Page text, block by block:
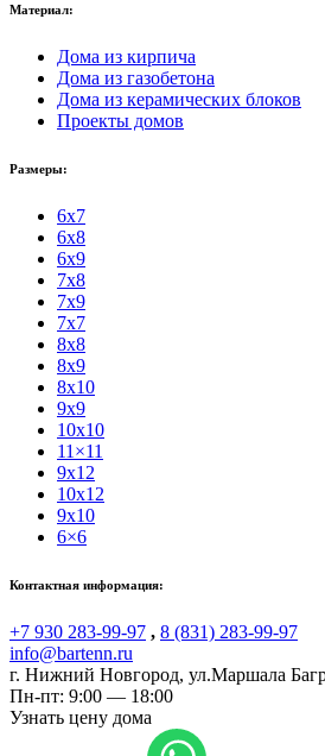
Материал:
Дома из кирпича
Дома из газобетона
Дома из керамических блоков
Проекты домов
Размеры:
6x7
6x8
6x9
7x8
7x9
7x7
8x8
8x9
8x10
9x9
10x10
11×11
9x12
10x12
9x10
6×6
Контактная информация:
+7 930 283-99-97 , 8 (831) 283-99-97
info@bartenn.ru
г. Нижний Новгород, ул.Маршала
Пн-пт: 9:00 — 18:00
Узнать цену дома